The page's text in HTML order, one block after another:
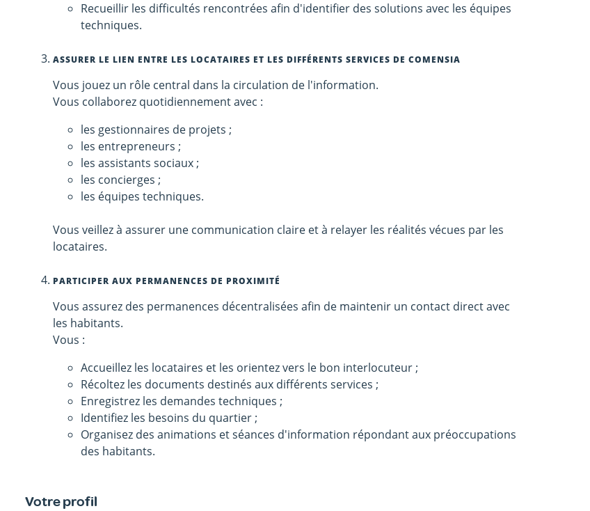
Recueillir les difficultés rencontrées afin d'identifier des solutions avec les équipes
techniques.
ASSURER LE LIEN ENTRE LES LOCATAIRES ET LES DIFFÉRENTS SERVICES DE COMENSIA
Vous jouez un rôle central dans la circulation de l'information.
Vous collaborez quotidiennement avec :
les gestionnaires de projets ;
les entrepreneurs ;
les assistants sociaux ;
les concierges ;
les équipes techniques.
Vous veillez à assurer une communication claire et à relayer les réalités vécues par les
locataires.
PARTICIPER AUX PERMANENCES DE PROXIMITÉ
Vous assurez des permanences décentralisées afin de maintenir un contact direct avec
les habitants.
Vous :
Accueillez les locataires et les orientez vers le bon interlocuteur ;
Récoltez les documents destinés aux différents services ;
Enregistrez les demandes techniques ;
Identifiez les besoins du quartier ;
Organisez des animations et séances d'information répondant aux préoccupations
des habitants.
Votre profil